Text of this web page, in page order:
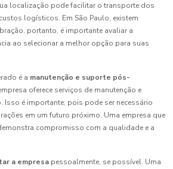
localização pode facilitar o transporte dos
logísticos. Em São Paulo, existem
portanto, é importante avaliar a
ao selecionar a melhor opção para suas
é a manutenção e suporte pós-
oferece serviços de manutenção e
Isso é importante, pois pode ser necessário
em um futuro próximo. Uma empresa que
compromisso com a qualidade e a
a empresa pessoalmente, se possível. Uma